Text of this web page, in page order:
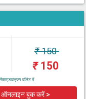
₹150
₹150
वॉलेट में
ऑनलाइन बुक करें >